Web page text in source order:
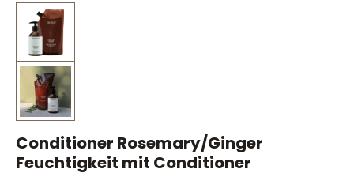
Conditioner Rosemary/Ginger
Feuchtigkeit mit Conditioner